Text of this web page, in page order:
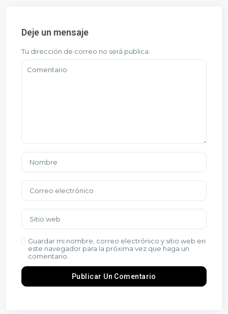
Deje un mensaje
Tu dirección de correo no será publica.
Guardar mi nombre, correo electrónico y sitio web en
este navegador para la próxima vez que haga un
comentario.